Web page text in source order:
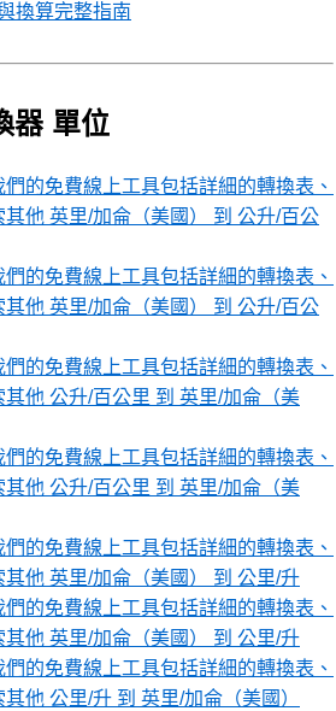
換算完整指南
器 單位
的免費線上工具包括詳細的轉換表、
他 英里/加侖（美國） 到 公升/百公
的免費線上工具包括詳細的轉換表、
他 英里/加侖（美國） 到 公升/百公
的免費線上工具包括詳細的轉換表、
他 公升/百公里 到 英里/加侖（美
的免費線上工具包括詳細的轉換表、
他 公升/百公里 到 英里/加侖（美
的免費線上工具包括詳細的轉換表、
他 英里/加侖（美國） 到 公里/升
的免費線上工具包括詳細的轉換表、
他 英里/加侖（美國） 到 公里/升
的免費線上工具包括詳細的轉換表、
他 公里/升 到 英里/加侖（美國）